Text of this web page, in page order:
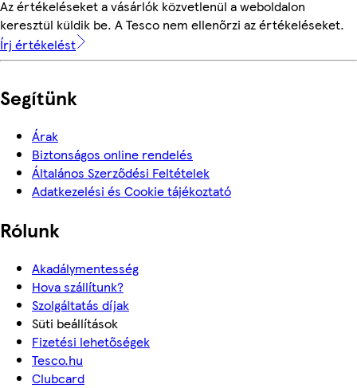
Az értékeléseket a vásárlók közvetlenül a weboldalon
keresztül küldik be. A Tesco nem ellenőrzi az értékeléseket.
Írj értékelést
Segítünk
Árak
Biztonságos online rendelés
Általános Szerződési Feltételek
Adatkezelési és Cookie tájékoztató
Rólunk
Akadálymentesség
Hova szállítunk?
Szolgáltatás díjak
Süti beállítások
Fizetési lehetőségek
Tesco.hu
Clubcard